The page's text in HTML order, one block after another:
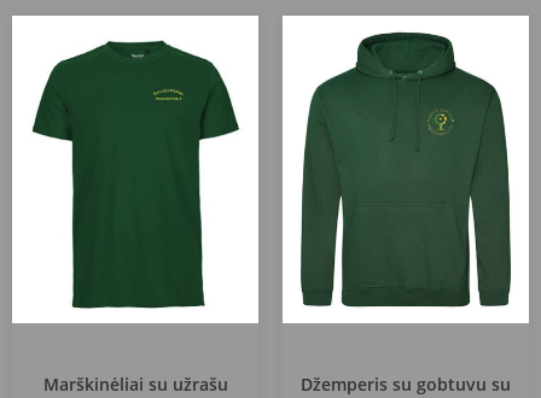
Marškinėliai su užrašu
Džemperis su gobtuvu su